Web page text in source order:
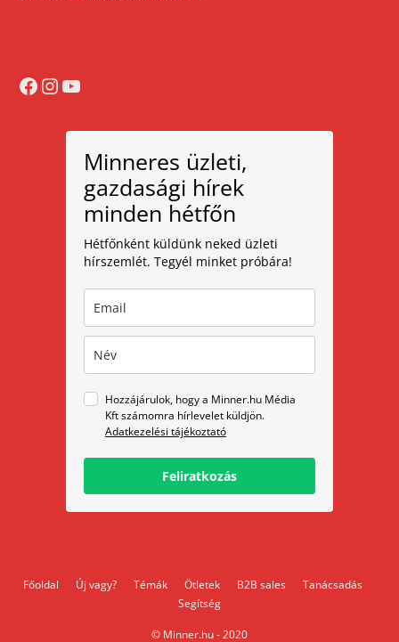
Facebook
Instagram
YouTube
Minneres üzleti,
gazdasági hírek
minden hétfőn
Hétfőnként küldünk neked üzleti
hírszemlét. Tegyél minket próbára!
Hozzájárulok, hogy a Minner.hu Média
Kft számomra hírlevelet küldjön.
Adatkezelési tájékoztató
Feliratkozás
Főoldal Új vagy? Témák Ötletek B2B sales
Tanácsadás
Segítség
© Minner.hu - 2020